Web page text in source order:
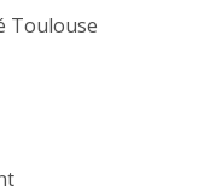
Toulouse